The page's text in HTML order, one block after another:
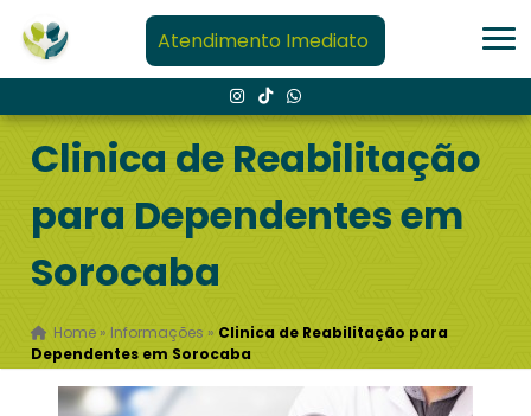
Atendimento Imediato
Clinica de Reabilitação
para Dependentes em
Sorocaba
Home » Informações » Clinica de Reabilitação para
Dependentes em Sorocaba